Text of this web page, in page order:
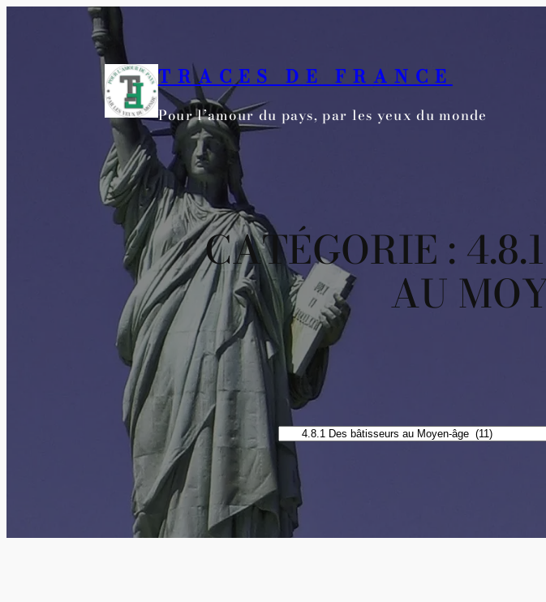
TRACES DE FRANCE
Pour l’amour du pays, par les yeux du monde
CATÉGORIE :
AU
Catégories